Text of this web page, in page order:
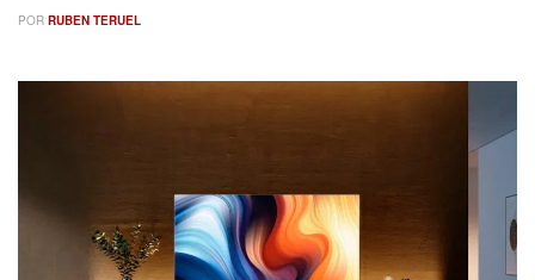
POR RUBEN TERUEL